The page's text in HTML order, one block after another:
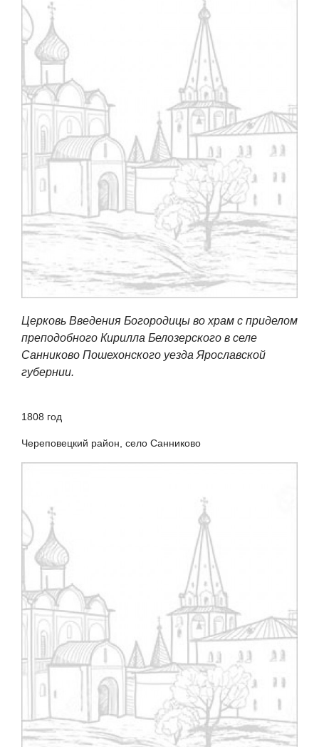
Церковь Введения Богородицы во храм с приделом
преподобного Кирилла Белозерского в селе
Санниково Пошехонского уезда Ярославской
губернии.
1808 год
Череповецкий район, село Санниково